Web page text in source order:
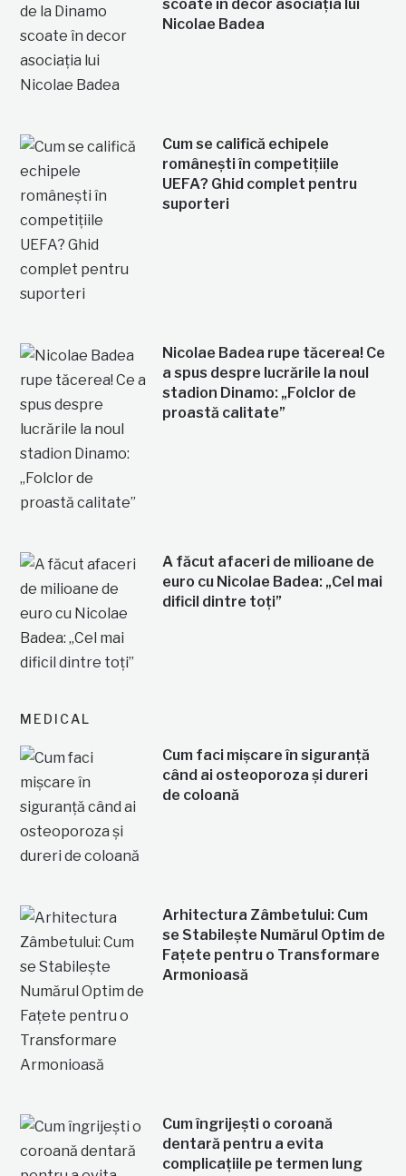
scoate în decor asociația lui
Nicolae Badea
Cum se califică echipele
românești în competițiile
UEFA? Ghid complet pentru
suporteri
Nicolae Badea rupe tăcerea! Ce
a spus despre lucrările la noul
stadion Dinamo: „Folclor de
proastă calitate”
A făcut afaceri de milioane de
euro cu Nicolae Badea: „Cel mai
dificil dintre toți”
MEDICAL
Cum faci mișcare în siguranță
când ai osteoporoza și dureri
de coloană
Arhitectura Zâmbetului: Cum
se Stabilește Numărul Optim de
Fațete pentru o Transformare
Armonioasă
Cum îngrijești o coroană
dentară pentru a evita
complicațiile pe termen lung